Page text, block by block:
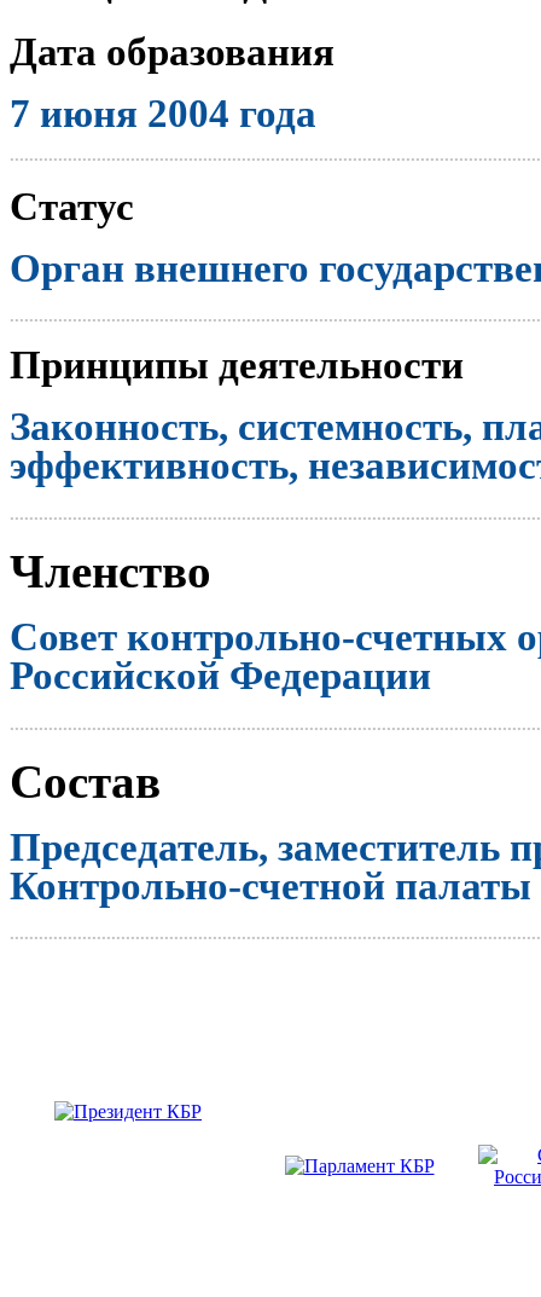
Дата образования
7 июня 2004 года
Статус
Орган внешнего
Принципы деятельности
Законность, системность,
эффективность,
Членство
Совет контрольно-счетных
Российской Федерации
Состав
Председатель, заместитель
Контрольно-счетной палаты